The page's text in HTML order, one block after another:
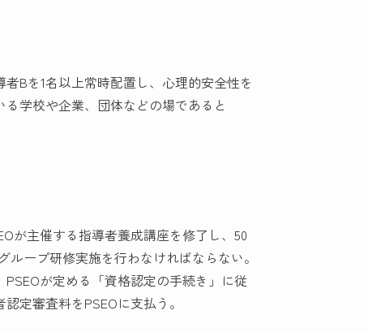
Bを1名以上常時配置し、心理的安全性を
学校や企業、団体などの場であると
が主催する指導者養成講座を修了し、50
ループ研修実施を行わなければならない。
が定める「資格認定の手続き」に従
定審査料をPSEOに支払う。